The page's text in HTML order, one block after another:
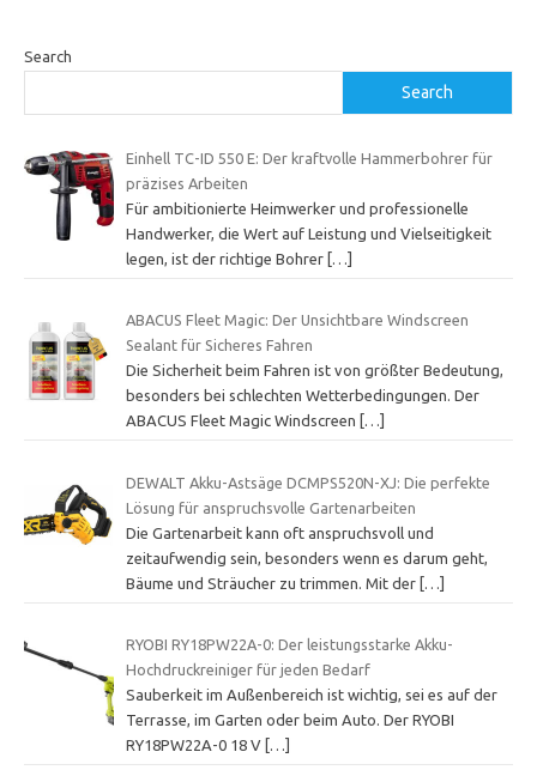
Search
Search
Einhell TC-ID 550 E: Der kraftvolle Hammerbohrer für
präzises Arbeiten
Für ambitionierte Heimwerker und professionelle
Handwerker, die Wert auf Leistung und Vielseitigkeit
legen, ist der richtige Bohrer […]
ABACUS Fleet Magic: Der Unsichtbare Windscreen
Sealant für Sicheres Fahren
Die Sicherheit beim Fahren ist von größter Bedeutung,
besonders bei schlechten Wetterbedingungen. Der
ABACUS Fleet Magic Windscreen
[…]
DEWALT Akku-Astsäge DCMPS520N-XJ: Die perfekte
Lösung für anspruchsvolle Gartenarbeiten
Die Gartenarbeit kann oft anspruchsvoll und
zeitaufwendig sein, besonders wenn es darum geht,
Bäume und Sträucher zu trimmen. Mit der […]
RYOBI RY18PW22A-0: Der leistungsstarke Akku-
Hochdruckreiniger für jeden Bedarf
Sauberkeit im Außenbereich ist wichtig, sei es auf der
Terrasse, im Garten oder beim Auto. Der RYOBI
RY18PW22A-0 18 V […]